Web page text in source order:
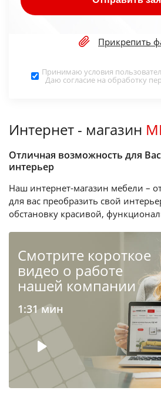
Прикрепить
Принимаю условия
Даю согласие на обработку
Интернет - магазин
Отличная возможность для
интерьер
Наш интернет-магазин мебели –
для вас преобразить свой
обстановку красивой,
Cмотрите короткое
видео о работе
нашей компании
1:31 мин